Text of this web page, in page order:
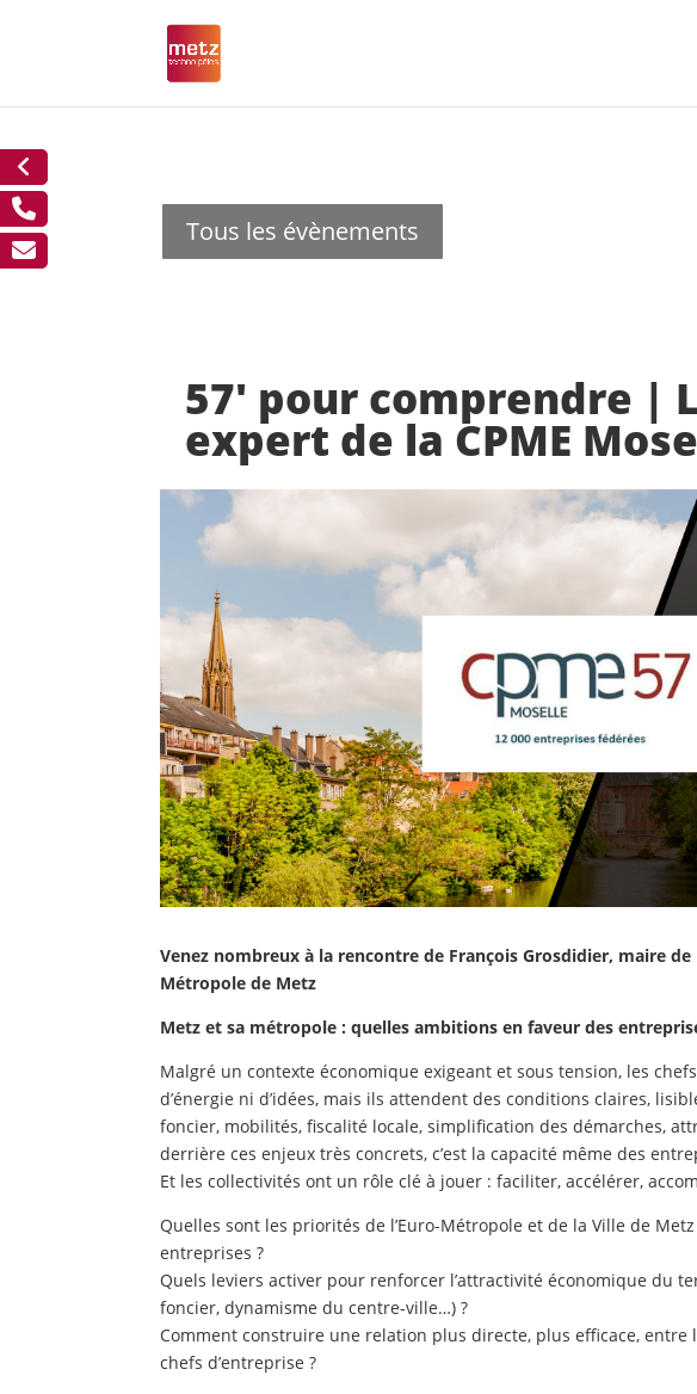
Tous les évènements
57′ pour comprendre |
expert de la CPME
Venez nombreux à la rencontre de François Grosdidier, maire
Métropole de Metz
Metz et sa métropole : quelles ambitions en faveur des
Malgré un contexte économique exigeant et sous tension, les
d’énergie ni d’idées, mais ils attendent des conditions claires,
foncier, mobilités, fiscalité locale, simplification des démarches,
derrière ces enjeux très concrets, c’est la capacité même des
Et les collectivités ont un rôle clé à jouer : faciliter, accélérer,
Quelles sont les priorités de l’Euro-Métropole et de la Ville de
entreprises ?
Quels leviers activer pour renforcer l’attractivité économique du
foncier, dynamisme du centre-ville…) ?
Comment construire une relation plus directe, plus efficace, entre
chefs d’entreprise ?